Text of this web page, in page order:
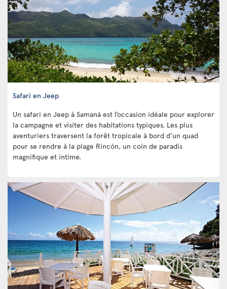
Safari en Jeep
Un safari en Jeep à Samaná est l’occasion idéale pour explorer
la campagne et visiter des habitations typiques. Les plus
aventuriers traversent la forêt tropicale à bord d’un quad
pour se rendre à la plage Rincón, un coin de paradis
magnifique et intime.